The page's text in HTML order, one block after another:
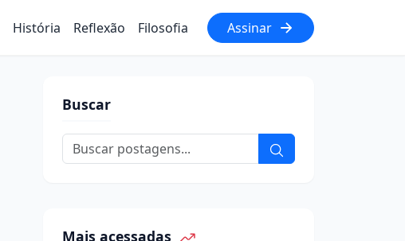
História Reflexão Filosofia Assinar
Buscar
Mais acessadas